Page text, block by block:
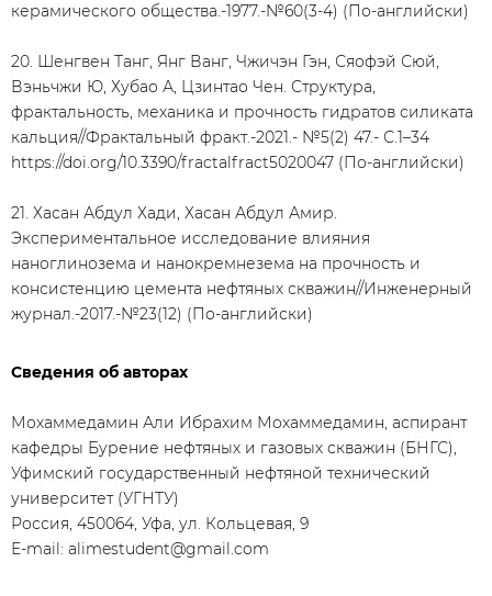
керамического общества.-1977.-№60(3-4) (По-английски)
20. Шенгвен Танг, Янг Ванг, Чжичэн Гэн, Сяофэй Сюй,
Вэньчжи Ю, Хубао А, Цзинтао Чен. Структура,
фрактальность, механика и прочность гидратов силиката
кальция//Фрактальный фракт.-2021.- №5(2) 47.- С.1–34
https://doi.org/10.3390/fractalfract5020047 (По-английски)
21. Хасан Абдул Хади, Хасан Абдул Амир.
Экспериментальное исследование влияния
наноглинозема и нанокремнезема на прочность и
консистенцию цемента нефтяных скважин//Инженерный
журнал.-2017.-№23(12) (По-английски)
Сведения об авторах
Мохаммедамин Али Ибрахим Мохаммедамин, аспирант
кафедры Бурение нефтяных и газовых скважин (БНГС),
Уфимский государственный нефтяной технический
университет (УГНТУ)
Россия, 450064, Уфа, ул. Кольцевая, 9
Е-mail: alimestudent@gmail.com